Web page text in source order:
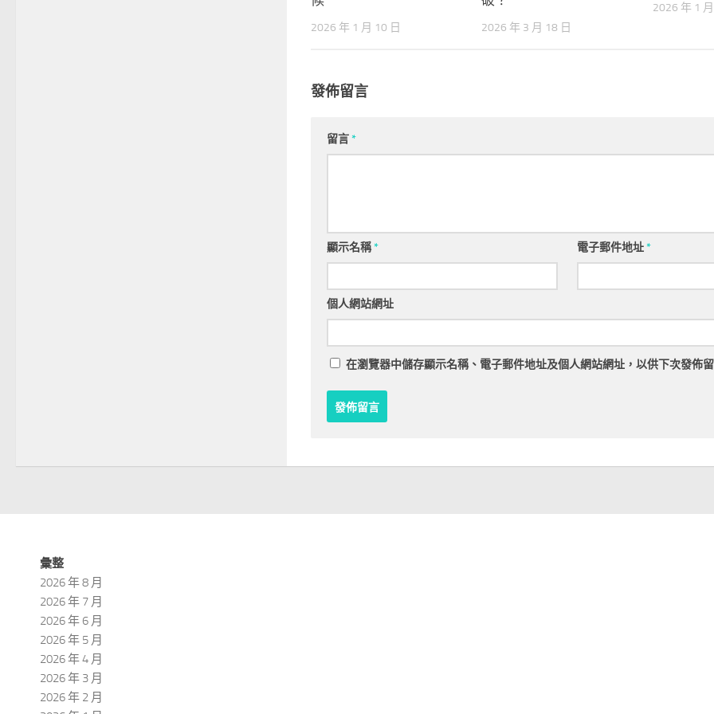
2026 年 1 月 10 日 2026 年 3 月 18 日
2026 年 1
發佈留言
留言*
顯示名稱* 電子郵件地址*
個人網站網址
在瀏覽器中儲存顯示名稱、電子郵件地址及個人網站網址，以供下次發佈
彙整
2026 年 8 月
2026 年 7 月
2026 年 6 月
2026 年 5 月
2026 年 4 月
2026 年 3 月
2026 年 2 月